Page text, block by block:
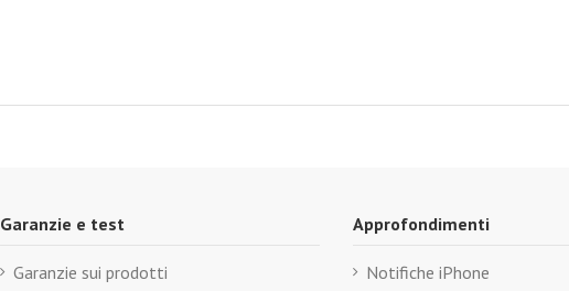
Garanzie e test
Garanzie sui prodotti
Approfondimenti
Notifiche iPhone